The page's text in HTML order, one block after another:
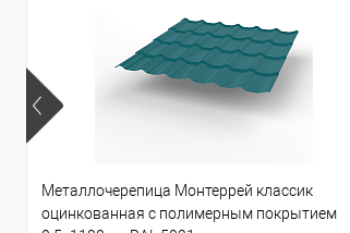
Металлочерепица Монтеррей классик
оцинкованная с полимерным покрытием